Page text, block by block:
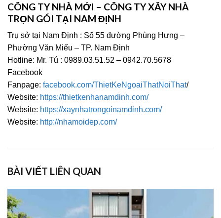
CÔNG TY NHÀ MỚI – CÔNG TY XÂY NHÀ
TRỌN GÓI TẠI NAM ĐỊNH
Trụ sở tại Nam Định : Số 55 đường Phùng Hưng –
Phường Văn Miếu – TP. Nam Định
Hotline: Mr. Tú : 0989.03.51.52 – 0942.70.5678
Facebook
Fanpage: facebook.com/ThietKeNgoaiThatNoiThat/
Website: https://thietkenhanamdinh.com/
Website: https://xaynhatrongoinamdinh.com/
Website: http://nhamoidep.com/
BÀI VIẾT LIÊN QUAN